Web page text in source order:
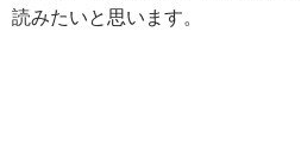
読みたいと思います。